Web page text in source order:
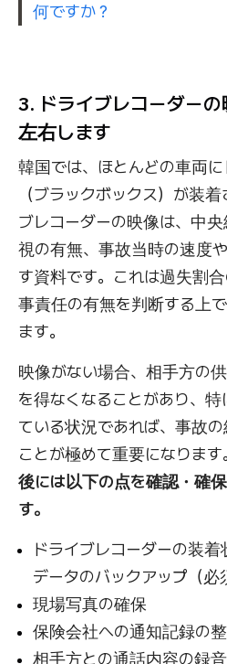
何ですか？
3. ドライブレコーダー
左右します
韓国では、ほとんどの車両
（ブラックボックス）が装
ブレコーダーの映像は、中
視の有無、事故当時の速度
す資料です。これは過失割
事責任の有無を判断する上
ます。
映像がない場合、相手方の
を得なくなることがあり、
ている状況であれば、事故
ことが極めて重要になります。
後には以下の点を確認・確
す。
ドライブレコーダーの装
データのバックアップ（必
現場写真の確保
保険会社への通知記録の
相手方との通話内容の録